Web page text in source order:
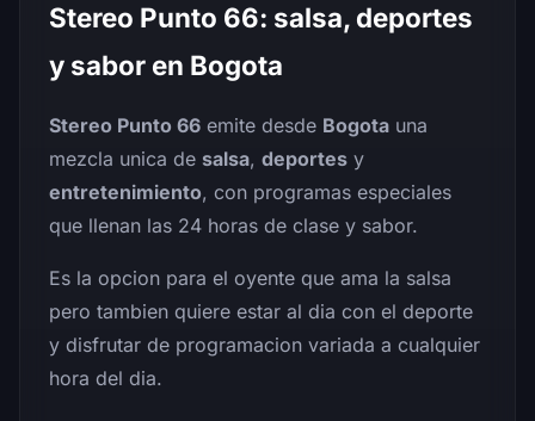
Stereo Punto 66: salsa, deportes
y sabor en Bogota
Stereo Punto 66 emite desde Bogota una
mezcla unica de salsa, deportes y
entretenimiento, con programas especiales
que llenan las 24 horas de clase y sabor.
Es la opcion para el oyente que ama la salsa
pero tambien quiere estar al dia con el deporte
y disfrutar de programacion variada a cualquier
hora del dia.